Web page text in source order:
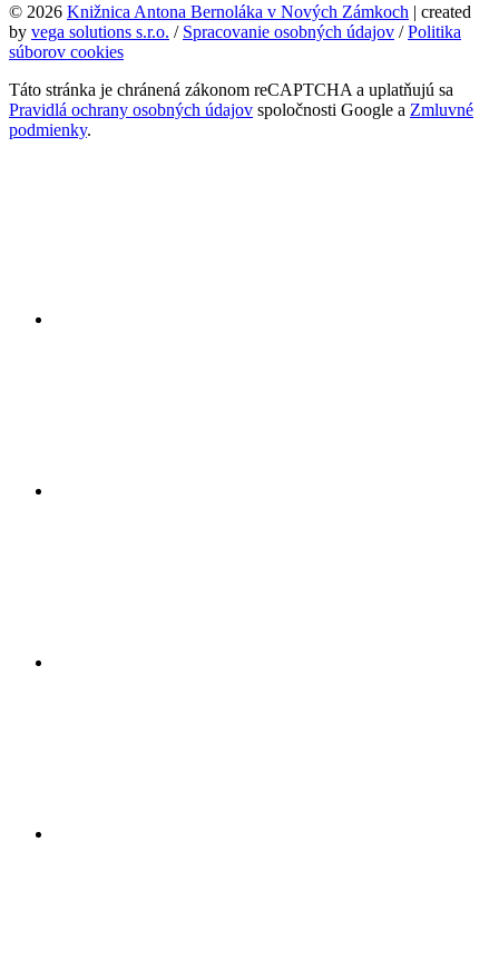
© 2026 Knižnica Antona Bernoláka v Nových Zámkoch | created
by vega solutions s.r.o. / Spracovanie osobných údajov /Politika
súborov cookies
Táto stránka je chránená zákonom reCAPTCHA a uplatňujú sa
Pravidlá ochrany osobných údajov spoločnosti Google a Zmluvné
podmienky.